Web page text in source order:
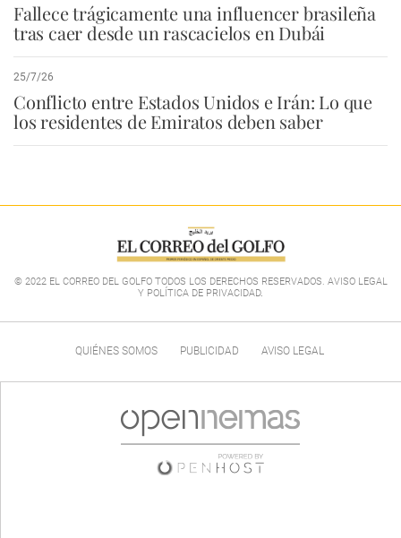
Fallece trágicamente una influencer brasileña
tras caer desde un rascacielos en Dubái
25/7/26
Conflicto entre Estados Unidos e Irán: Lo que
los residentes de Emiratos deben saber
© 2022 EL CORREO DEL GOLFO TODOS LOS DERECHOS RESERVADOS. AVISO LEGAL
Y POLÍTICA DE PRIVACIDAD.
QUIÉNES SOMOS PUBLICIDAD AVISO LEGAL